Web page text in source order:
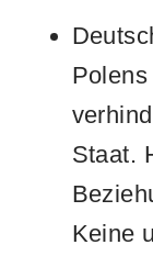
Staat.
Keine